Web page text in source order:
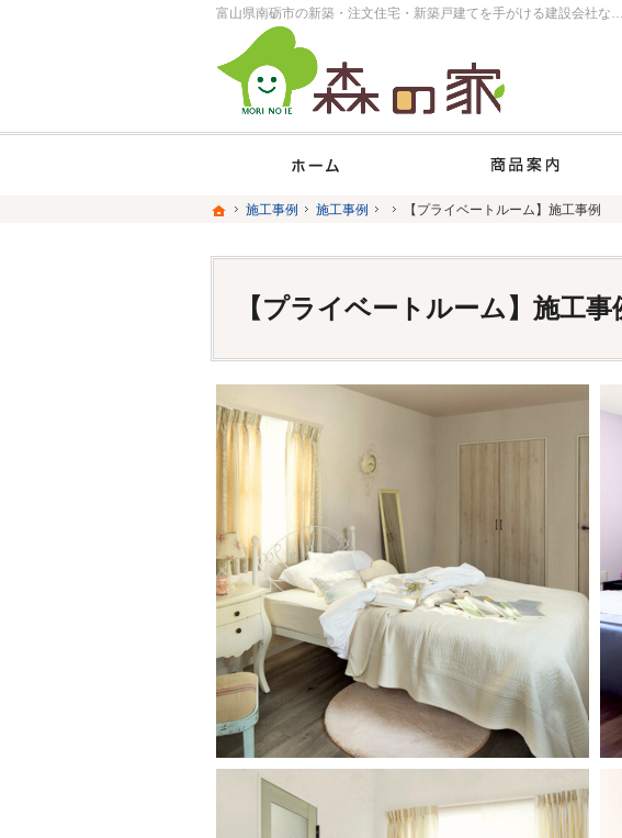
ホーム
施工事例 施工事例 【プライベートルーム】施工事例
【プライベートルーム】施工事
富山県南砺市の新築・注文住宅・新築戸建てを手がける建設会社なら森の家
ホーム
施工事例 施工事例 【プライベートルーム】施工事例